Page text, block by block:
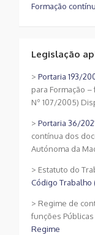
Formação
Legislação
> Portaria 193/
para Formação
Nº 107/2005)
> Portaria 36/
contínua dos
Autónoma da
> Estatuto do
Código Trabalho
> Regime de
funções
Regime